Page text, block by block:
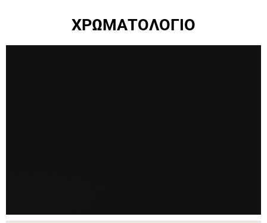
ΧΡΩΜΑΤΟΛΟΓΙΟ